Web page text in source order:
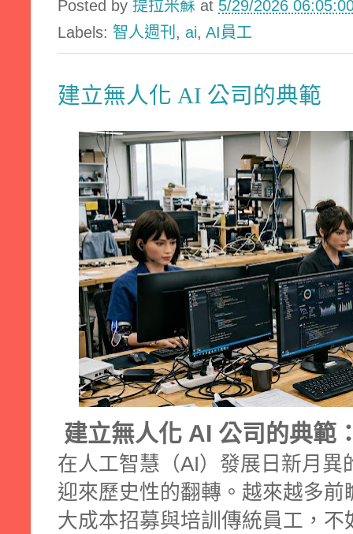
Posted by 提拉米蘇 at 5/29/2026
Labels: 智人週刊 , ai, AI員工
建立無人化 AI 公司的典範
建立無人化 AI 公司的典範
在人工智慧（AI）發展日新月
迎來歷史性的翻轉。越來越多
大成本招募與培訓傳統員工，